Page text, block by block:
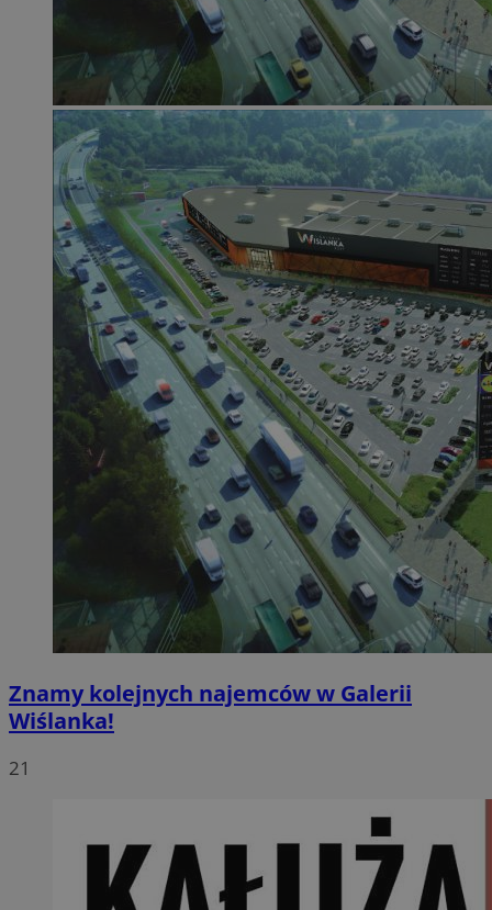
Znamy kolejnych najemców w Galerii
Wiślanka!
21